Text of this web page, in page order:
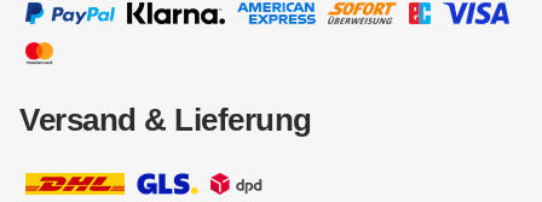
Versand & Lieferung